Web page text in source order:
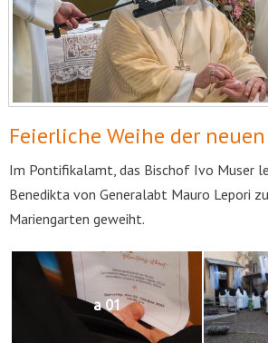
Feierliche Weihe der
Im Pontifikalamt, das Bischof Ivo Muser
Benedikta von Generalabt Mauro Lepori
Mariengarten geweiht.
a 01